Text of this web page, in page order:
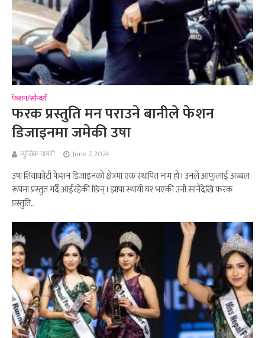
फेशन/सौन्दर्य
फरक प्रस्तुति मन पराउने बानीले फेशन
डिजाइनमा जमेकी उषा
म्युजिक डायरी June 7, 2024
उषा शिवाकोटी फेशन डिजाइनको क्षेत्रमा एक स्थापित नाम हो l उनले आफूलाई अब्बल
रूपमा प्रस्तुत गर्दै आईरहेकी छिन् l झापा स्थायी घर भएकी उनी सानैदेखि फरक
प्रस्तुति...